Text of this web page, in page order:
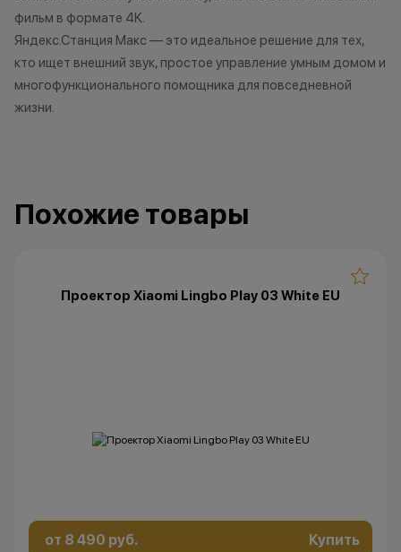
фильм в формате 4K.
Яндекс.Станция Макс — это идеальное решение для тех,
кто ищет внешний звук, простое управление умным домом и
многофункционального помощника для повседневной
жизни.
Похожие товары
Проектор Xiaomi Lingbo Play 03 White EU
от 8 490 руб. Купить